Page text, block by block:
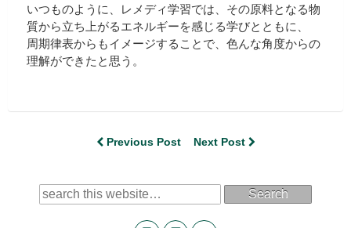
いつものように、レメディ学習では、その原料となる物
質から立ち上がるエネルギーを感じる学びとともに、
周期律表からもイメージすることで、色んな角度からの
理解ができたと思う。
Previous Post Next Post
Search